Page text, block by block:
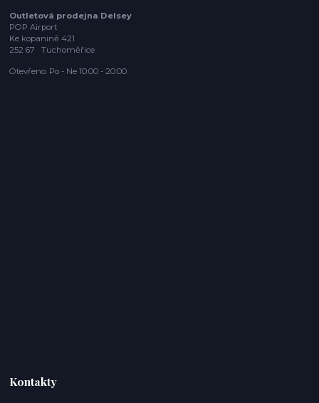
Outletová prodejna Delsey
POP Airport
Ke kopanině 421
252 67 Tuchoměřice
Otevřeno: Po - Ne 10:00 - 20:00
Kontakty